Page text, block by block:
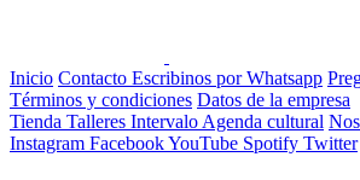
Inicio Contacto Escribinos por Whatsapp
Términos y condiciones Datos de la empresa
Tienda Talleres Intervalo Agenda cultural
Instagram FacebookYouTube Spotify Twitter